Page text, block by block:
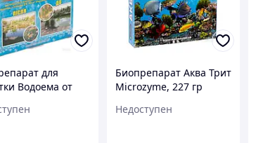
для
Водоема от
Воды -
Биопрепарат Аква Трит
Microzyme, 227 гр
Недоступен